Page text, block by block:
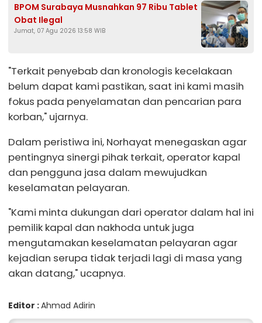
BPOM Surabaya Musnahkan 97 Ribu Tablet
Obat Ilegal
Jumat, 07 Agu 2026 13:58 WIB
"Terkait penyebab dan kronologis kecelakaan
belum dapat kami pastikan, saat ini kami masih
fokus pada penyelamatan dan pencarian para
korban," ujarnya.
Dalam peristiwa ini, Norhayat menegaskan agar
pentingnya sinergi pihak terkait, operator kapal
dan pengguna jasa dalam mewujudkan
keselamatan pelayaran.
"Kami minta dukungan dari operator dalam hal ini
pemilik kapal dan nakhoda untuk juga
mengutamakan keselamatan pelayaran agar
kejadian serupa tidak terjadi lagi di masa yang
akan datang," ucapnya.
Editor :Ahmad Adirin